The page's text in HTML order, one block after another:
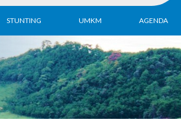
STUNTING UMKM
UMKM DPN Apindo
APINDO UMKM
Academy
DPN/DPP/DPK
Activity
AGENDA